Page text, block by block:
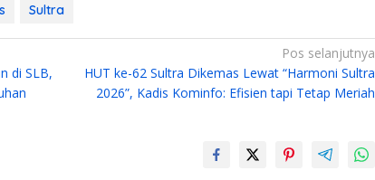
Sultra
di SLB,
Pos selanjutnya
HUT ke-62 Sultra Dikemas Lewat “Harmoni Sultra
2026”, Kadis Kominfo: Efisien tapi Tetap Meriah